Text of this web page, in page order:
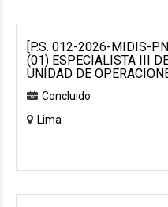
[P.S. 012-2026-MIDIS-
(01) ESPECIALISTA III
UNIDAD DE
Concluido
Lima